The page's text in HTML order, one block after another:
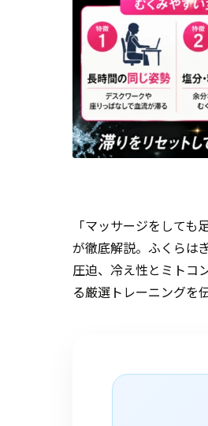
「マッサージをして
が徹底解説。ふくらは
圧迫、冷え性とミトコ
る厳選トレーニングを